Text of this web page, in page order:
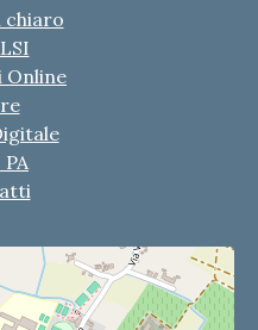
chiaro
Online